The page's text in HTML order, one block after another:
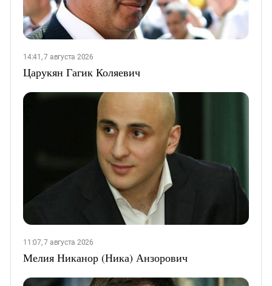
14:41, 7 августа 2026
Царукян Гагик Коляевич
11:07, 7 августа 2026
Мелия Никанор (Ника) Анзорович